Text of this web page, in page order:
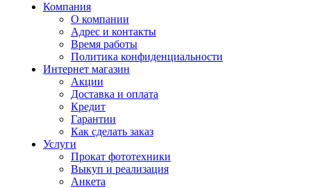
Компания
О компании
Адрес и контакты
Время работы
Политика конфиденциальности
Интернет магазин
Акции
Доставка и оплата
Кредит
Гарантии
Как сделать заказ
Услуги
Прокат фототехники
Выкуп и реализация
Анкета